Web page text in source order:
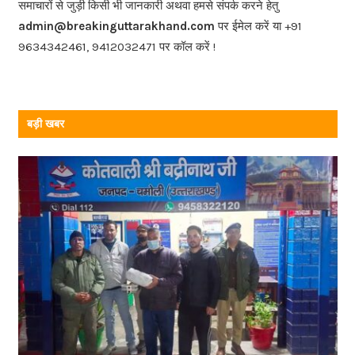
o
k
समाचारों से जुड़ी किसी भी जानकारी अथवा हमसे संपर्क करने हेतु
admin@breakinguttarakhand.com पर ईमेल करें या +91
9634342461, 9412032471 पर कॉल करें !
बड़ी खबर